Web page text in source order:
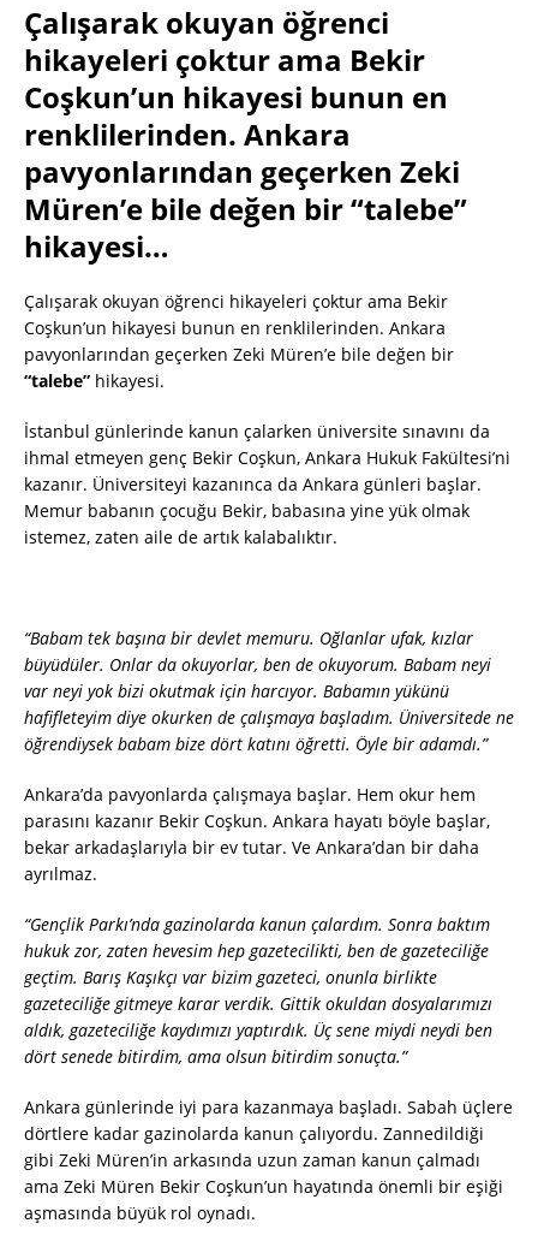
Çalışarak okuyan öğrenci
hikayeleri çoktur ama Bekir
Coşkun’un hikayesi bunun en
renklilerinden. Ankara
pavyonlarından geçerken Zeki
Müren’e bile değen bir “talebe”
hikayesi…
Çalışarak okuyan öğrenci hikayeleri çoktur ama Bekir
Coşkun’un hikayesi bunun en renklilerinden. Ankara
pavyonlarından geçerken Zeki Müren’e bile değen bir
“talebe” hikayesi.
İstanbul günlerinde kanun çalarken üniversite sınavını da
ihmal etmeyen genç Bekir Coşkun, Ankara Hukuk Fakültesi’ni
kazanır. Üniversiteyi kazanınca da Ankara günleri başlar.
Memur babanın çocuğu Bekir, babasına yine yük olmak
istemez, zaten aile de artık kalabalıktır.
“Babam tek başına bir devlet memuru. Oğlanlar ufak, kızlar
büyüdüler. Onlar da okuyorlar, ben de okuyorum. Babam neyi
var neyi yok bizi okutmak için harcıyor. Babamın yükünü
hafifleteyim diye okurken de çalışmaya başladım. Üniversitede ne
öğrendiysek babam bize dört katını öğretti. Öyle bir adamdı.”
Ankara’da pavyonlarda çalışmaya başlar. Hem okur hem
parasını kazanır Bekir Coşkun. Ankara hayatı böyle başlar,
bekar arkadaşlarıyla bir ev tutar. Ve Ankara’dan bir daha
ayrılmaz.
“Gençlik Parkı’nda gazinolarda kanun çalardım. Sonra baktım
hukuk zor, zaten hevesim hep gazetecilikti, ben de gazeteciliğe
geçtim. Barış Kaşıkçı var bizim gazeteci, onunla birlikte
gazeteciliğe gitmeye karar verdik. Gittik okuldan dosyalarımızı
aldık, gazeteciliğe kaydımızı yaptırdık. Üç sene miydi neydi ben
dört senede bitirdim, ama olsun bitirdim sonuçta.”
Ankara günlerinde iyi para kazanmaya başladı. Sabah üçlere
dörtlere kadar gazinolarda kanun çalıyordu. Zannedildiği
gibi Zeki Müren’in arkasında uzun zaman kanun çalmadı
ama Zeki Müren Bekir Coşkun’un hayatında önemli bir eşiği
aşmasında büyük rol oynadı.